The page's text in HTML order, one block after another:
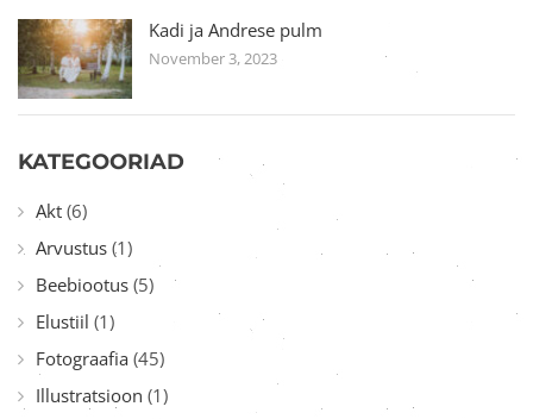
Kadi ja Andrese pulm
November 3, 2023
KATEGOORIAD
Akt (6)
Arvustus (1)
Beebiootus (5)
Elustiil (1)
Fotograafia (45)
Illustratsioon (1)